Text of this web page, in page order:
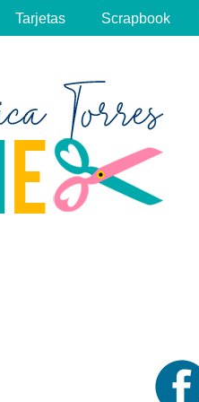
Tarjetas Scrapbook